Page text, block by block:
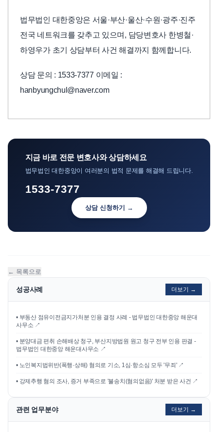
법무법인 대한중앙은 서울·부산·울산·수원·광주·진주
전국 네트워크를 갖추고 있으며, 담당변호사 한병철·
하영우가 초기 상담부터 사건 해결까지 함께합니다.
상담 문의 : 1533-7377 이메일 :
hanbyungchul@naver.com
지금 바로 전문 변호사와 상담하세요
법무법인 대한중앙이 여러분의 법적 문제를 해결해 드립니다.
1533-7377
상담 신청하기 →
← 목록으로
성공사례 더보기 →
• 부동산 점유이전금지가처분 인용 결정 사례 - 법무법인 대한중앙 해운대
사무소 ↗
• 분양대금 편취 손해배상 청구, 부산지방법원 원고 청구 전부 인용 판결 -
법무법인 대한중앙 해운대사무소 ↗
• 노인복지법위반(폭행·상해) 혐의로 기소, 1심·항소심 모두 '무죄'↗
• 강제추행 혐의 조사, 증거 부족으로 '불송치(혐의없음)' 처분 받은 사건 ↗
관련 업무분야 더보기 →